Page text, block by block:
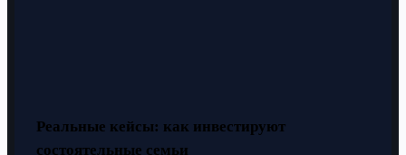
Реальные кейсы: как инвестируют
состоятельные семьи